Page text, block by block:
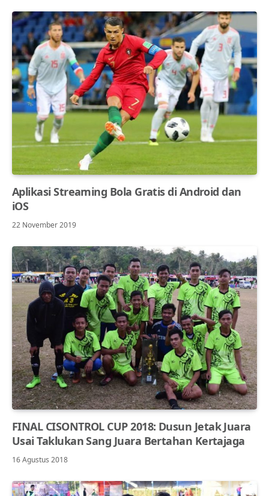
Aplikasi Streaming Bola Gratis di Android dan
iOS
22 November 2019
FINAL CISONTROL CUP 2018: Dusun Jetak Juara
Usai Taklukan Sang Juara Bertahan Kertajaga
16 Agustus 2018